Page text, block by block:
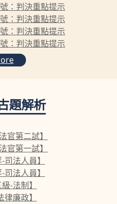
題解析
官第二試】
官第一試】
司法人員】
司法人員】
-法制】
律廉政】
：判決重點提示
：判決重點提示
：判決重點提示
：判決重點提示